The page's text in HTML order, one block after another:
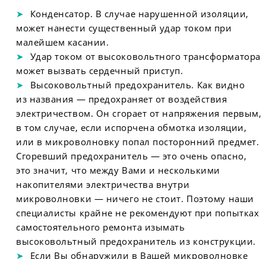
Конденсатор. В случае нарушенной изоляции,
может нанести существенный удар током при
малейшем касании.
Удар током от высоковольтного трансформатора
может вызвать сердечный приступ.
Высоковольтный предохранитель. Как видно
из названия — предохраняет от воздействия
электричеством. Он сгорает от напряжения первым,
в том случае, если испорчена обмотка изоляции,
или в микроволновку попал посторонний предмет.
Сгоревший предохранитель — это очень опасно,
это значит, что между Вами и несколькими
накопителями электричества внутри
микроволновки — ничего не стоит. Поэтому наши
специалисты крайне не рекомендуют при попытках
самостоятельного ремонта изымать
высоковольтный предохранитель из конструкции.
Если Вы обнаружили в Вашей микроволновке